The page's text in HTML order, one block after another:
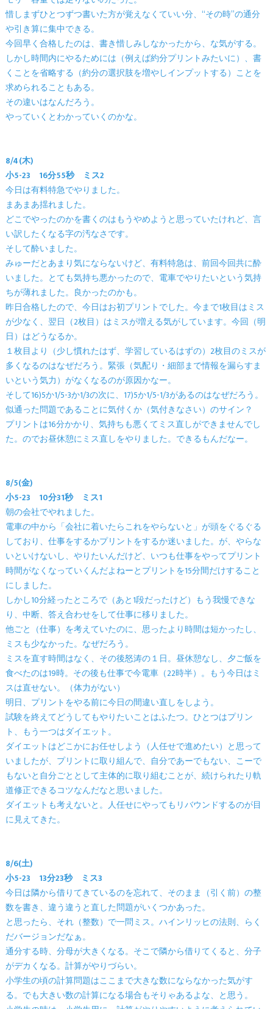
惜しまずひとつずつ書いた方が覚えなくていい分、“その時”の通分
や引き算に集中できる。
今回早く合格したのは、書き惜しみしなかったから、な気がする。
しかし時間内にやるためには（例えば約分プリントみたいに）、書
くことを省略する（約分の選択肢を増やしインプットする）ことを
求められることもある。
その違いはなんだろう。
やっていくとわかっていくのかな。
8/4(木)
小5-23 16分55秒 ミス2
今日は有料特急でやりました。
まあまあ揺れました。
どこでやったのかを書くのはもうやめようと思っていたけれど、言
い訳したくなる字の汚なさです。
そして酔いました。
みゅーだとあまり気にならないけど、有料特急は、前回今回共に酔
いました。とても気持ち悪かったので、電車でやりたいという気持
ちが薄れました。良かったのかも。
昨日合格したので、今日はお初プリントでした。今まで1枚目はミス
が少なく、翌日（2枚目）はミスが増える気がしています。今回（明
日）はどうなるか。
１枚目より（少し慣れたはず、学習しているはずの）2枚目のミスが
多くなるのはなぜだろう。緊張（気配り・細部まで情報を漏らすま
いという気力）がなくなるのが原因かなー。
そして16)5か1/5-3か1/3の次に、17)5か1/5-1/3があるのはなぜだろう。
似通った問題であることに気付くか（気付きなさい）のサイン？
プリントは16分かかり、気持ちも悪くてミス直しができませんでし
た。のでお昼休憩にミス直しをやりました。できるもんだなー。
8/5(金)
小5-23 10分31秒 ミス1
朝の会社でやれました。
電車の中から「会社に着いたらこれをやらないと」が頭をぐるぐる
しており、仕事をするかプリントをするか迷いました。が、やらな
いといけないし、やりたいんだけど、いつも仕事をやってプリント
時間がなくなっていくんだよねーとプリントを15分間だけすること
にしました。
しかし10分経ったところで（あと1段だったけど）もう我慢できな
り、中断、答え合わせをして仕事に移りました。
他ごと（仕事）を考えていたのに、思ったより時間は短かったし、
ミスも少なかった。なぜだろう。
ミスを直す時間はなく、その後怒涛の１日。昼休憩なし、夕ご飯を
食べたのは19時。その後も仕事で今電車（22時半）。もう今日はミ
スは直せない。（体力がない）
明日、プリントをやる前に今日の間違い直しをしよう。
試験を終えてどうしてもやりたいことはふたつ。ひとつはプリン
ト、もう一つはダイエット。
ダイエットはどこかにお任せしよう（人任せで進めたい）と思って
いましたが、プリントに取り組んで、自分であーでもない、こーで
もないと自分ごととして主体的に取り組むことが、続けられたり軌
道修正できるコツなんだなと思いました。
ダイエットも考えないと。人任せにやってもリバウンドするのが目
に見えてきた。
8/6(土)
小5-23 13分23秒 ミス3
今日は隣から借りてきているのを忘れて、そのまま（引く前）の整
数を書き、違う違うと直した問題がいくつかあった。
と思ったら、それ（整数）で一問ミス。ハインリッヒの法則、らく
だバージョンだなぁ。
通分する時、分母が大きくなる。そこで隣から借りてくると、分子
がデカくなる。計算がやりづらい。
小学生の頃の計算問題はここまで大きな数にならなかった気がす
る。でも大きい数の計算になる場合もそりゃあるよな、と思う。